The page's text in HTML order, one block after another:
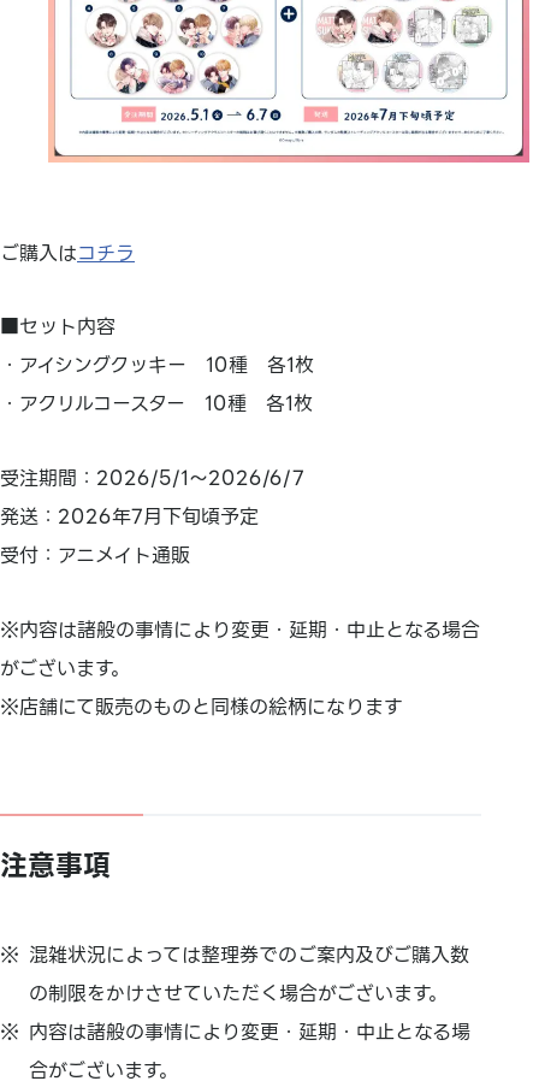
ご購入はコチラ
■セット内容
・アイシングクッキー 10種 各1枚
・アクリルコースター 10種 各1枚
受注期間：2026/5/1～2026/6/7
発送：2026年7月下旬頃予定
受付：アニメイト通販
※内容は諸般の事情により変更・延期・中止となる場合
がございます。
※店舗にて販売のものと同様の絵柄になります
注意事項
混雑状況によっては整理券でのご案内及びご購入数
の制限をかけさせていただく場合がございます。
内容は諸般の事情により変更・延期・中止となる場
合がございます。